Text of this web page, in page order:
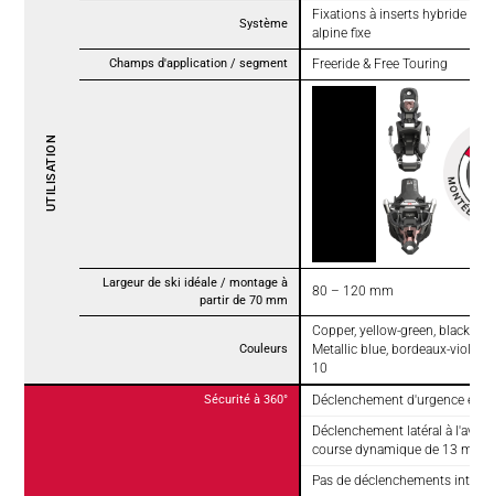
Système
Fixations à inserts hybride
alpine fixe
Champs d'application / segment Freeride & Free Touring
UTILISATION
Largeur de ski idéale / montage à
partir de 70 mm
80 – 120 mm
Couleurs
Copper, yellow-green, black:
Metallic blue, bordeaux-violet,
10
Sécurité à 360°
Déclenchement d'urgence en
Déclenchement latéral à
course dynamique de 13 mm
Pas de déclenchements